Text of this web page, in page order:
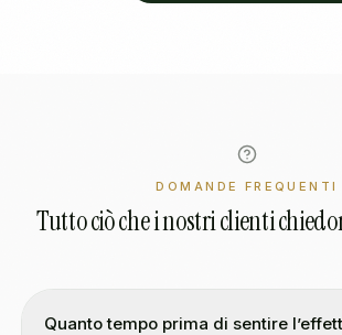
DOMANDE FREQUENTI
Tutto ciò che i nostri clienti
Quanto tempo prima di sentire